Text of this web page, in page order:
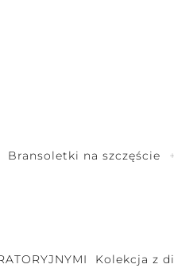
Bransoletki na szczęście
Kolekcja z